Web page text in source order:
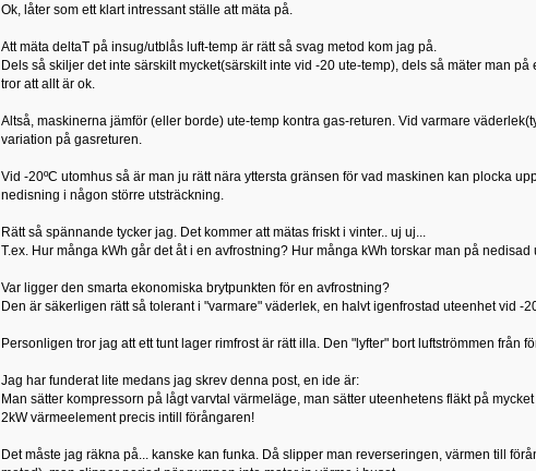
Ok, låter som ett klart intressant ställe att mäta på.
Att mäta deltaT på insug/utblås luft-temp är rätt så svag metod kom jag på.
Dels så skiljer det inte särskilt mycket(särskilt inte vid -20 ute-temp), dels så mäter man
tror att allt är ok.
Altså, maskinerna jämför (eller borde) ute-temp kontra gas-returen. Vid varmare
variation på gasreturen.
Vid -20ºC utomhus så är man ju rätt nära yttersta gränsen för vad maskinen kan plocka
nedisning i någon större utsträckning.
Rätt så spännande tycker jag. Det kommer att mätas friskt i vinter.. uj uj...
T.ex. Hur många kWh går det åt i en avfrostning? Hur många kWh torskar man på nedisad
Var ligger den smarta ekonomiska brytpunkten för en avfrostning?
Den är säkerligen rätt så tolerant i "varmare" väderlek, en halvt igenfrostad uteenhet vid -
Personligen tror jag att ett tunt lager rimfrost är rätt illa. Den "lyfter" bort luftströmmen från
Jag har funderat lite medans jag skrev denna post, en ide är:
Man sätter kompressorn på lågt varvtal värmeläge, man sätter uteenhetens fläkt på
2kW värmeelement precis intill förångaren!
Det måste jag räkna på... kanske kan funka. Då slipper man reverseringen, värmen till